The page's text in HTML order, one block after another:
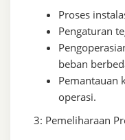
Proses
Pengaturan
beban
Pemantauan
operasi.
3: Pemeliharaan